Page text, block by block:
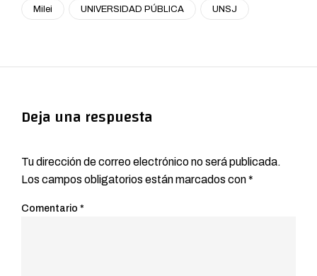
Milei UNIVERSIDAD PÚBLICA UNSJ
Deja una respuesta
Tu dirección de correo electrónico no será publicada.
Los campos obligatorios están marcados con*
Comentario *